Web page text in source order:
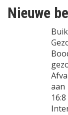
Nieuwe
aan